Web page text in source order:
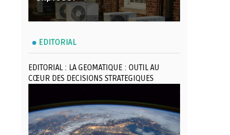
EDITORIAL
EDITORIAL : LA GEOMATIQUE : OUTIL AU
CŒUR DES DECISIONS STRATEGIQUES